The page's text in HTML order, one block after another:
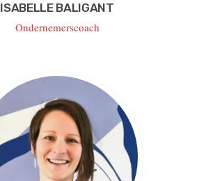
ISABELLE BALIGANT
Ondernemerscoach